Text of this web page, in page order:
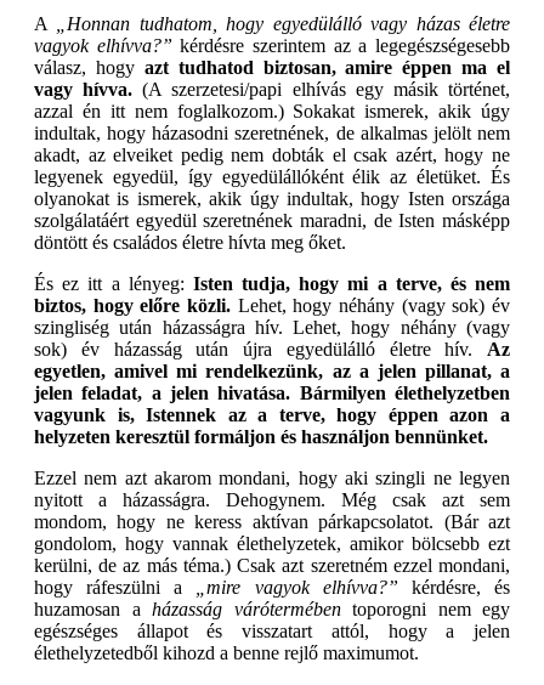
A
„Honnan tudhatom, hogy egyedülálló vagy házas életre
vagyok elhívva?”kérdésre szerintem az a legegészségesebb
válasz, hogy azt tudhatod biztosan, amire éppen ma el
vagy hívva.(A szerzetesi/papi elhívás egy másik történet,
azzal én itt nem foglalkozom.) Sokakat ismerek, akik úgy
indultak, hogy házasodni szeretnének, de alkalmas jelölt nem
akadt, az elveiket pedig nem dobták el csak azért, hogy ne
legyenek egyedül, így egyedülállóként élik az életüket. És
olyanokat is ismerek, akik úgy indultak, hogy Isten országa
szolgálatáért egyedül szeretnének maradni, de Isten másképp
döntött és családos életre hívta meg őket.
És ez itt a lényeg: Isten tudja, hogy mi a terve, és nem
biztos, hogy előre közli. Lehet, hogy néhány (vagy sok) év
szingliség után házasságra hív. Lehet, hogy néhány (vagy
sok) év házasság után újra egyedülálló életre hív. Az
egyetlen, amivel mi rendelkezünk, az a jelen pillanat, a
jelen feladat, a jelen hivatása. Bármilyen élethelyzetben
vagyunk is, Istennek az a terve, hogy éppen azon a
helyzeten keresztül formáljon és használjon bennünket.
Ezzel nem azt akarom mondani, hogy aki szingli ne legyen
nyitott a házasságra. Dehogynem. Még csak azt sem
mondom, hogy ne keress aktívan párkapcsolatot. (Bár azt
gondolom, hogy vannak élethelyzetek, amikor bölcsebb ezt
kerülni, de az más téma.) Csak azt szeretném ezzel mondani,
hogy ráfeszülni a
„mire vagyok elhívva?” kérdésre, és
huzamosan a házasság várótermében toporogni nem egy
egészséges állapot és visszatart attól, hogy a jelen
élethelyzetedből kihozd a benne rejlő maximumot.